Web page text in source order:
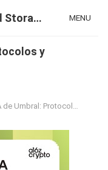
TeraBox Blog | 1TB Free Cloud Storage & All-in-One AI Space MENU
y
Protocolos y Seguridad Avanzada